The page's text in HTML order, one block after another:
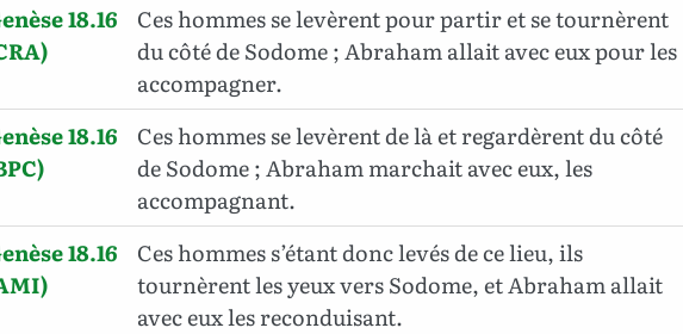
18.16
Ces hommes se levèrent pour partir et se tournèrent
du côté de Sodome ; Abraham allait avec eux pour les
accompagner.
18.16
Ces hommes se levèrent de là et regardèrent du côté
de Sodome ; Abraham marchait avec eux, les
accompagnant.
18.16
Ces hommes s’étant donc levés de ce lieu, ils
tournèrent les yeux vers Sodome, et Abraham allait
avec eux les reconduisant.